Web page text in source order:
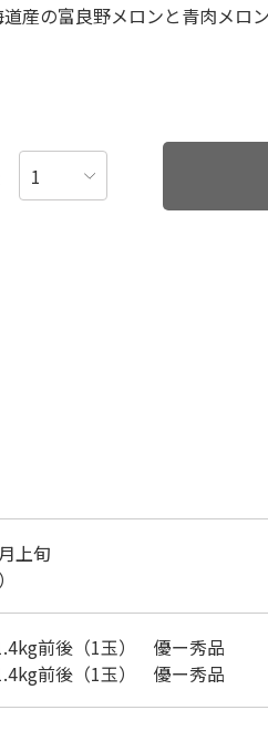
産の富良野メロンと青肉メロ
上旬
前後（1玉） 優ー秀品
前後（1玉） 優ー秀品